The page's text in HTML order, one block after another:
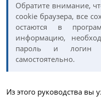
Обратите внимание,
cookie браузера, все
остаются в
информацию,
пароль и логин
самостоятельно.
Из этого руководства вы